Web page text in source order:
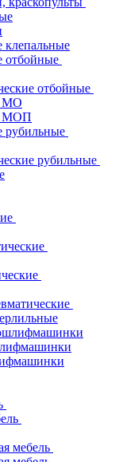
клепальные
отбойные
отбойные
МО
МОП
рубильные
рубильные
мебель